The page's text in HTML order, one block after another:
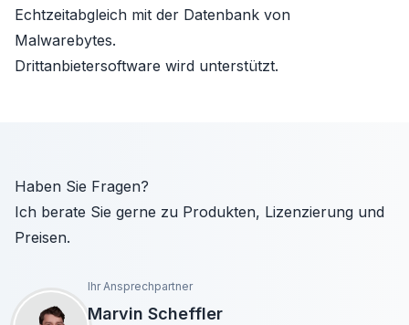
Echtzeitabgleich mit der Datenbank von
Malwarebytes.
Drittanbietersoftware wird unterstützt.
Haben Sie Fragen?
Ich berate Sie gerne zu Produkten, Lizenzierung und
Preisen.
Ihr Ansprechpartner
Marvin Scheffler